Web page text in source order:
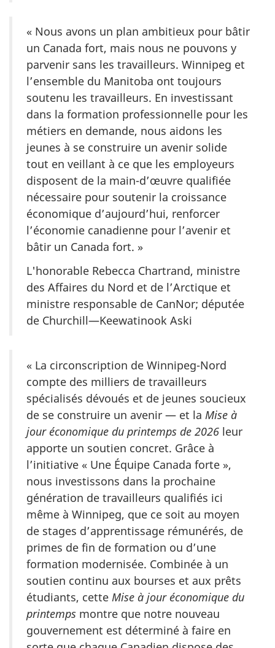
« Nous avons un plan ambitieux pour bâtir
un Canada fort, mais nous ne pouvons y
parvenir sans les travailleurs. Winnipeg et
l’ensemble du Manitoba ont toujours
soutenu les travailleurs. En investissant
dans la formation professionnelle pour les
métiers en demande, nous aidons les
jeunes à se construire un avenir solide
tout en veillant à ce que les employeurs
disposent de la main-d’œuvre qualifiée
nécessaire pour soutenir la croissance
économique d’aujourd’hui, renforcer
l’économie canadienne pour l’avenir et
bâtir un Canada fort. »
L'honorable Rebecca Chartrand, ministre
des Affaires du Nord et de l’Arctique et
ministre responsable de CanNor; députée
de Churchill—Keewatinook Aski
« La circonscription de Winnipeg-Nord
compte des milliers de travailleurs
spécialisés dévoués et de jeunes soucieux
de se construire un avenir — et la Mise à
jour économique du printemps de 2026 leur
apporte un soutien concret. Grâce à
l’initiative « Une Équipe Canada forte »,
nous investissons dans la prochaine
génération de travailleurs qualifiés ici
même à Winnipeg, que ce soit au moyen
de stages d’apprentissage rémunérés, de
primes de fin de formation ou d’une
formation modernisée. Combinée à un
soutien continu aux bourses et aux prêts
étudiants, cette Mise à jour économique du
printemps montre que notre nouveau
gouvernement est déterminé à faire en